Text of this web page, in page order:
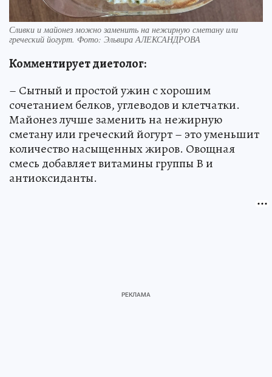
Сливки и майонез можно заменить на нежирную сметану или
греческий йогурт. Фото: Эльвира АЛЕКСАНДРОВА
Комментирует диетолог:
– Сытный и простой ужин с хорошим
сочетанием белков, углеводов и клетчатки.
Майонез лучше заменить на нежирную
сметану или греческий йогурт – это уменьшит
количество насыщенных жиров. Овощная
смесь добавляет витамины группы В и
антиоксиданты.